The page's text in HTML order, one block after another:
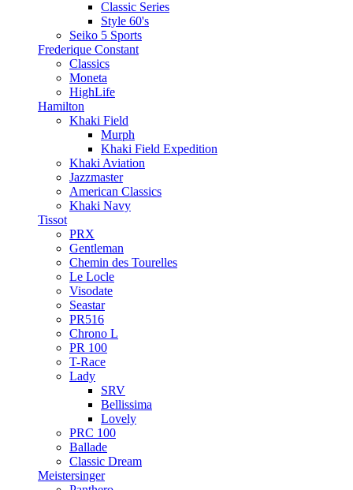
Classic Series
Style 60's
Seiko 5 Sports
Frederique Constant
Classics
Moneta
HighLife
Hamilton
Khaki Field
Murph
Khaki Field Expedition
Khaki Aviation
Jazzmaster
American Classics
Khaki Navy
Tissot
PRX
Gentleman
Chemin des Tourelles
Le Locle
Visodate
Seastar
PR516
Chrono L
PR 100
T-Race
Lady
SRV
Bellissima
Lovely
PRC 100
Ballade
Classic Dream
Meistersinger